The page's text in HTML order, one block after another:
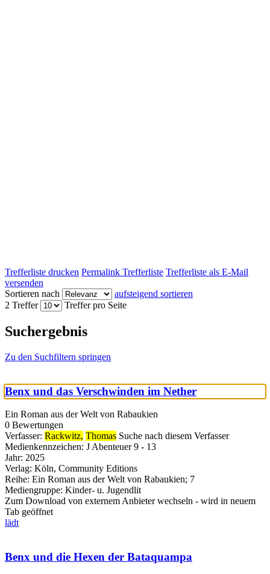
Trefferliste drucken Permalink Trefferliste Trefferliste als E-Mail
versenden
Sortieren nach
aufsteigend sortieren
2 Treffer
Treffer pro Seite
Suchergebnis
Zu den Suchfiltern springen
Benx und das Verschwinden im Nether
Ein Roman aus der Welt von Rabaukien
0 Bewertungen
Verfasser: Rackwitz, Thomas Suche nach diesem Verfasser
Medienkennzeichen: J Abenteuer 9 - 13
Jahr: 2025
Verlag: Köln, Community Editions
Reihe: Ein Roman aus der Welt von Rabaukien; 7
Mediengruppe: Kinder- u. Jugendlit
Zum Download von externem Anbieter wechseln - wird in neuem
Tab geöffnet
lädt
Benx und die Hexen der Bataquampa